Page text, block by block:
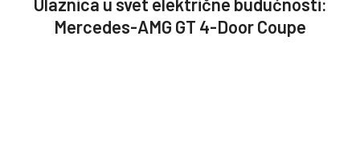
Ulaznica u svet električne budućnosti:
Mercedes-AMG GT 4-Door Coupe